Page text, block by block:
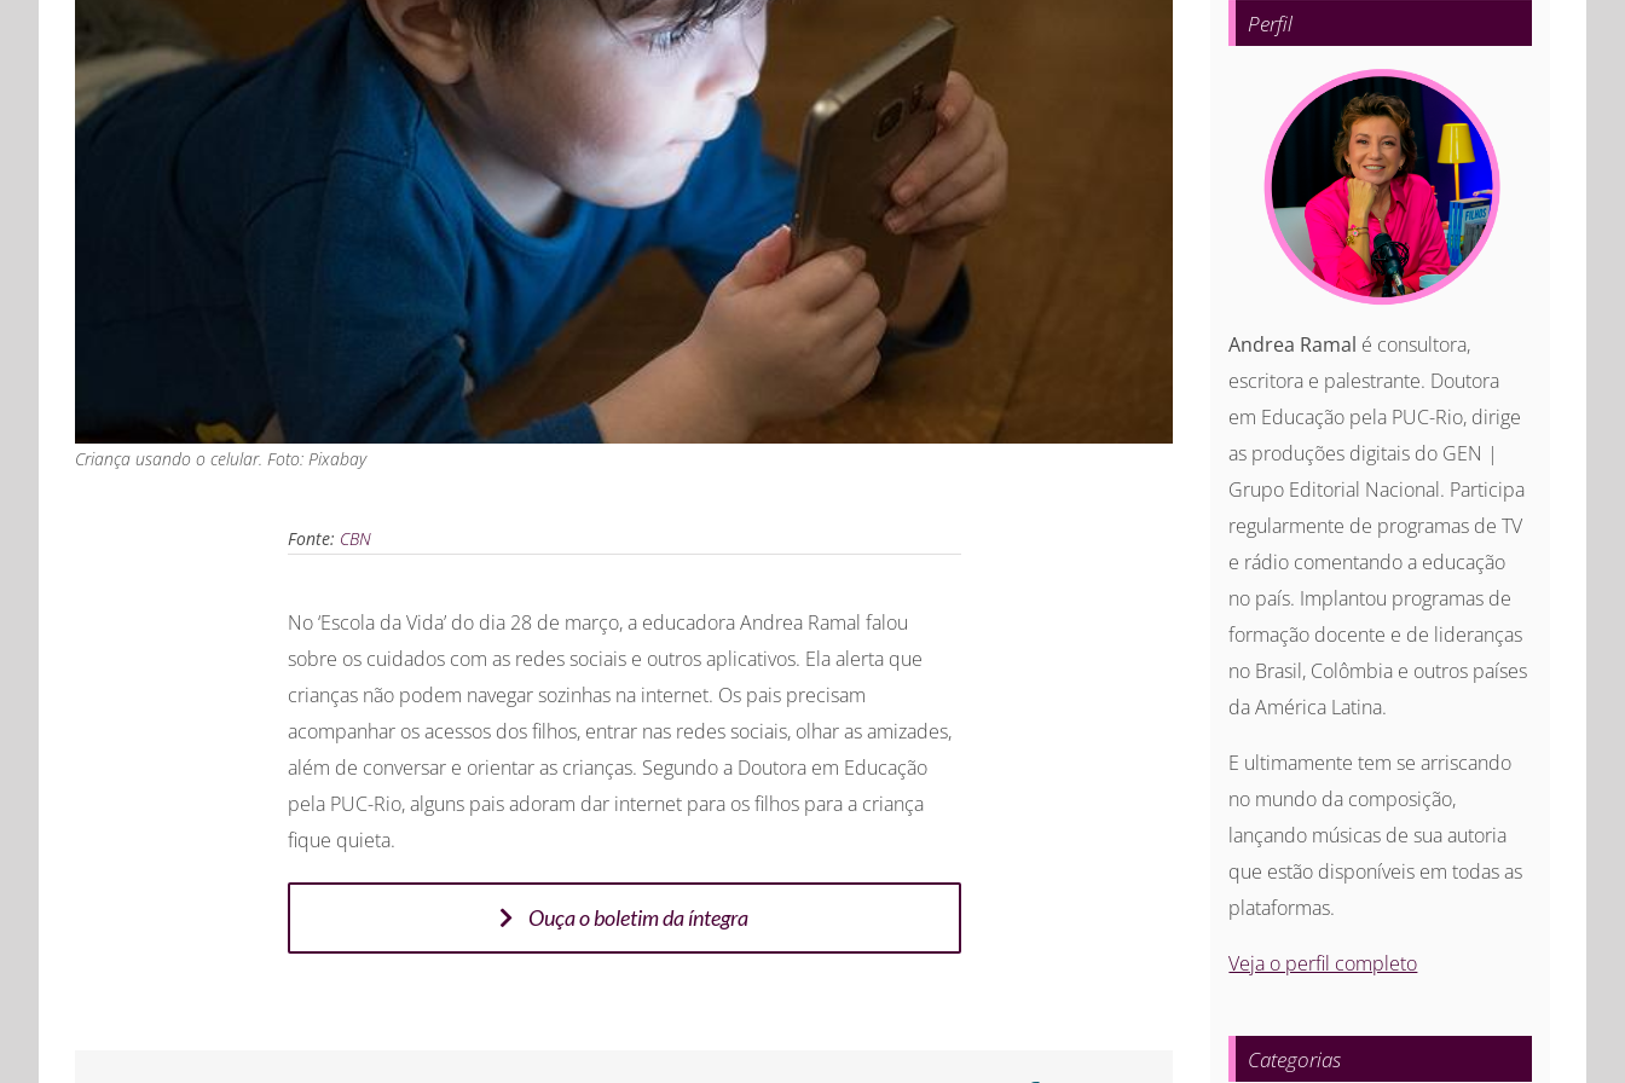
Criança usando o celular. Foto: Pixabay
Fonte: CBN
No ‘Escola da Vida’ do dia 28 de março, a educadora Andrea Ramal falou
sobre os cuidados com as redes sociais e outros aplicativos. Ela alerta que
crianças não podem navegar sozinhas na internet. Os pais precisam
acompanhar os acessos dos filhos, entrar nas redes sociais, olhar as amizades,
além de conversar e orientar as crianças. Segundo a Doutora em Educação
pela PUC-Rio, alguns pais adoram dar internet para os filhos para a criança
fique quieta.
Ouça o boletim da íntegra
Perfil
Andrea Ramal é consultora,
escritora e palestrante. Doutora
em Educação pela PUC-Rio, dirige
as produções digitais do GEN |
Grupo Editorial Nacional. Participa
regularmente de programas de TV
e rádio comentando a educação
no país. Implantou programas de
formação docente e de lideranças
no Brasil, Colômbia e outros países
da América Latina.
E ultimamente tem se arriscando
no mundo da composição,
lançando músicas de sua autoria
que estão disponíveis em todas as
plataformas.
Veja o perfil completo
Categorias